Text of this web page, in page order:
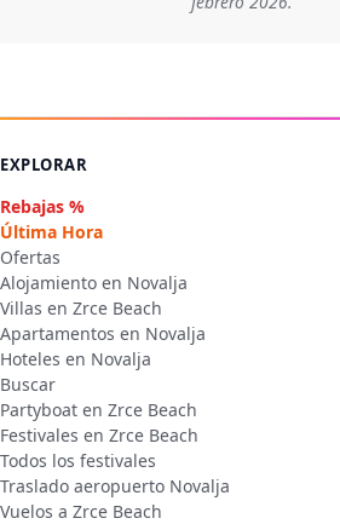
EXPLORAR
Rebajas %
Última Hora
Ofertas
Alojamiento en Novalja
Villas en Zrce Beach
Apartamentos en Novalja
Hoteles en Novalja
Buscar
Partyboat en Zrce Beach
Festivales en Zrce Beach
Todos los festivales
Traslado aeropuerto Novalja
Vuelos a Zrce Beach